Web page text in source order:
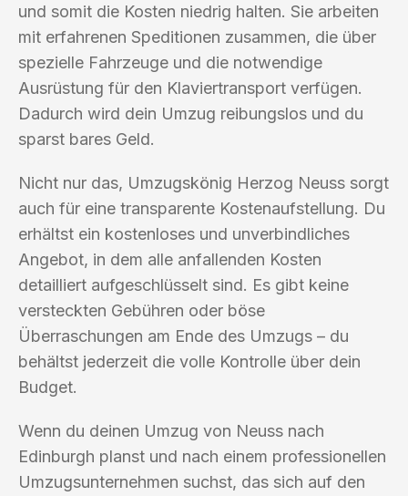
und somit die Kosten niedrig halten. Sie arbeiten
mit erfahrenen Speditionen zusammen, die über
spezielle Fahrzeuge und die notwendige
Ausrüstung für den Klaviertransport verfügen.
Dadurch wird dein Umzug reibungslos und du
sparst bares Geld.
Nicht nur das, Umzugskönig Herzog Neuss sorgt
auch für eine transparente Kostenaufstellung. Du
erhältst ein kostenloses und unverbindliches
Angebot, in dem alle anfallenden Kosten
detailliert aufgeschlüsselt sind. Es gibt keine
versteckten Gebühren oder böse
Überraschungen am Ende des Umzugs – du
behältst jederzeit die volle Kontrolle über dein
Budget.
Wenn du deinen Umzug von Neuss nach
Edinburgh planst und nach einem professionellen
Umzugsunternehmen suchst, das sich auf den